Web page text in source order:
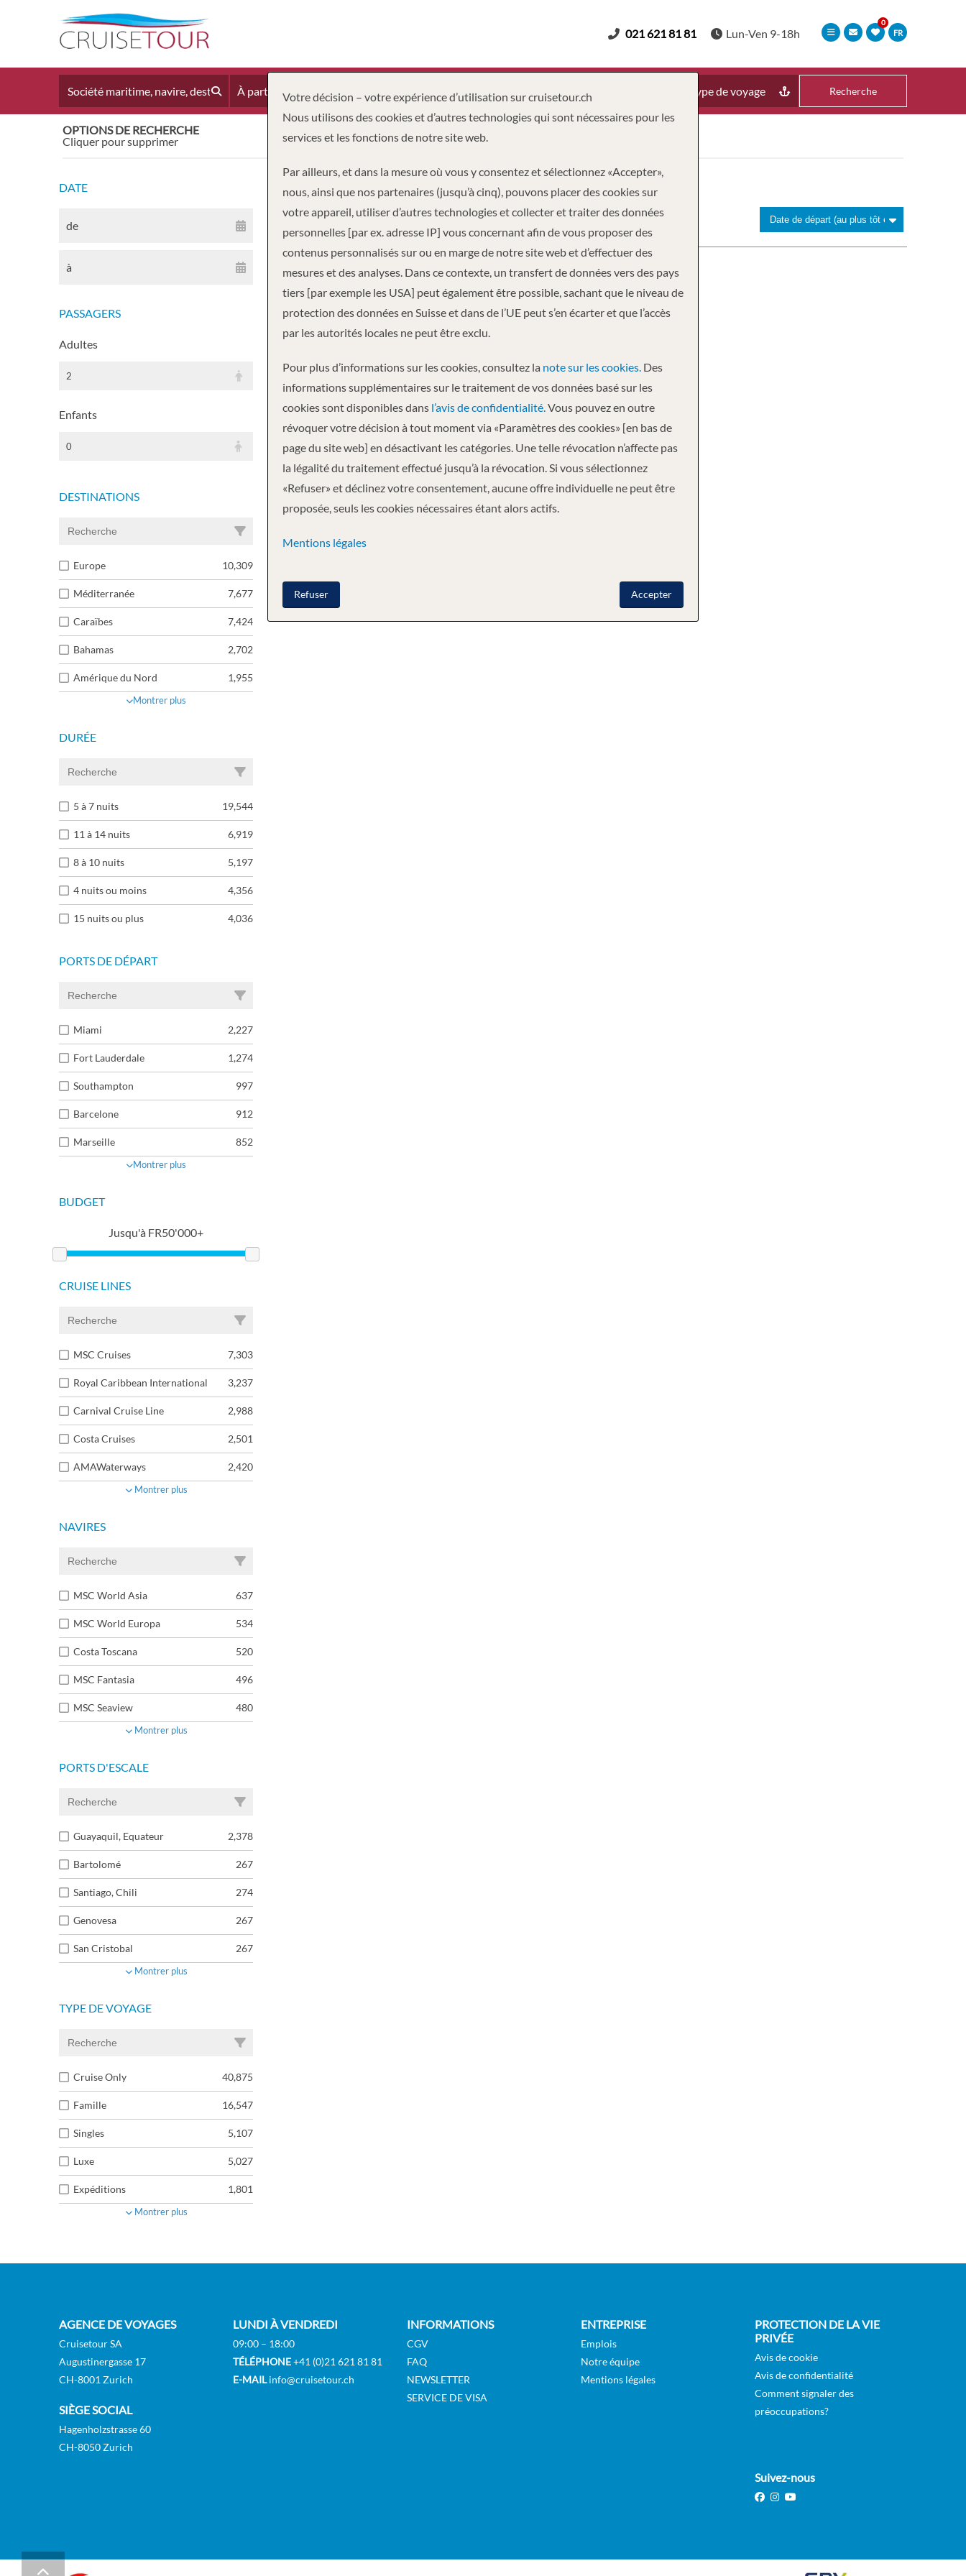
FR
021 621 81 81 Lun-Ven 9-18h
À partir du Adultes Enfants Durée Type de voyage Recherche
OPTIONS DE RECHERCHE
Cliquer pour supprimer
Réinitialiser 2 Adultes Msc Preziosa
DATE
de
à
PASSAGERS
Adultes
2
Enfants
0
DESTINATIONS
Europe 10,309
Méditerranée 7,677
Caraïbes 7,424
Bahamas 2,702
Amérique du Nord 1,955
Montrer plus
DURÉE
5 à 7 nuits 19,544
11 à 14 nuits 6,919
8 à 10 nuits 5,197
4 nuits ou moins 4,356
15 nuits ou plus 4,036
PORTS DE DÉPART
Miami 2,227
Fort Lauderdale 1,274
Southampton 997
Barcelone 912
Marseille 852
Montrer plus
BUDGET
Jusqu'à FR50'000+
CRUISE LINES
MSC Cruises 7,303
Royal Caribbean International 3,237
Carnival Cruise Line 2,988
Costa Cruises 2,501
AMAWaterways 2,420
Montrer plus
NAVIRES
MSC World Asia 637
MSC World Europa 534
Costa Toscana 520
MSC Fantasia 496
MSC Seaview 480
Montrer plus
PORTS D'ESCALE
Guayaquil, Equateur 2,378
Bartolomé 267
Santiago, Chili 274
Genovesa 267
San Cristobal 267
Montrer plus
TYPE DE VOYAGE
Cruise Only 40,875
Famille 16,547
Singles 5,107
Luxe 5,027
Expéditions 1,801
Montrer plus
0Croisières trouvées
AGENCE DE VOYAGES
Cruisetour SA
Augustinergasse 17
CH-8001 Zurich
SIÈGE SOCIAL
Hagenholzstrasse 60
CH-8050 Zurich
LUNDI À VENDREDI
09:00 – 18:00
TÉLÉPHONE+41 (0)21 621 81 81
E-MAILinfo@cruisetour.ch
INFORMATIONS
CGV
FAQ
NEWSLETTER
SERVICE DE VISA
ENTREPRISE
Emplois
Notre équipe
Mentions légales
PROTECTION DE LA VIE
PRIVÉE
Avis de cookie
Avis de confidentialité
Comment signaler des
préoccupations?
Suivez-nous
Votre décision – votre expérience d’utilisation sur cruisetour.ch
Nous utilisons des cookies et d’autres technologies qui sont nécessaires pour les
services et les fonctions de notre site web.
Par ailleurs, et dans la mesure où vous y consentez et sélectionnez «Accepter»,
nous, ainsi que nos partenaires (jusqu’à cinq), pouvons placer des cookies sur
votre appareil, utiliser d’autres technologies et collecter et traiter des données
personnelles [par ex. adresse IP] vous concernant afin de vous proposer des
contenus personnalisés sur ou en marge de notre site web et d’effectuer des
mesures et des analyses. Dans ce contexte, un transfert de données vers des pays
tiers [par exemple les USA] peut également être possible, sachant que le niveau de
protection des données en Suisse et dans de l’UE peut s’en écarter et que l’accès
par les autorités locales ne peut être exclu.
Pour plus d’informations sur les cookies, consultez la note sur les cookies. Des
informations supplémentaires sur le traitement de vos données basé sur les
cookies sont disponibles dans l’avis de confidentialité.Vous pouvez en outre
révoquer votre décision à tout moment via «Paramètres des cookies» [en bas de
page du site web] en désactivant les catégories. Une telle révocation n’affecte pas
la légalité du traitement effectué jusqu’à la révocation. Si vous sélectionnez
«Refuser» et déclinez votre consentement, aucune offre individuelle ne peut être
proposée, seuls les cookies nécessaires étant alors actifs.
Mentions légales
Accepter
Refuser